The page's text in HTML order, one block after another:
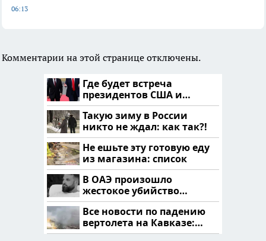
06:13
Комментарии на этой странице отключены.
Где будет встреча
президентов США и
России: Европа?
Такую зиму в России
никто не ждал: как так?!
Не ешьте эту готовую еду
из магазина: список
В ОАЭ произошло
жестокое убийство
криптомиллионера
Все новости по падению
вертолета на Кавказе:
читать здесь